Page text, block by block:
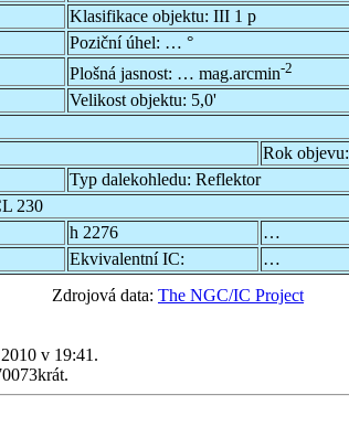
Klasifikace objektu: III 1 p
Poziční úhel: … °
Plošná jasnost: … mag.arcmin-2
Velikost objektu: 5,0'
Rok objevu:
Typ dalekohledu: Reflektor
230
h 2276
…
Ekvivalentní IC:
…
Zdrojová data: The NGC/IC Project
v 19:41.